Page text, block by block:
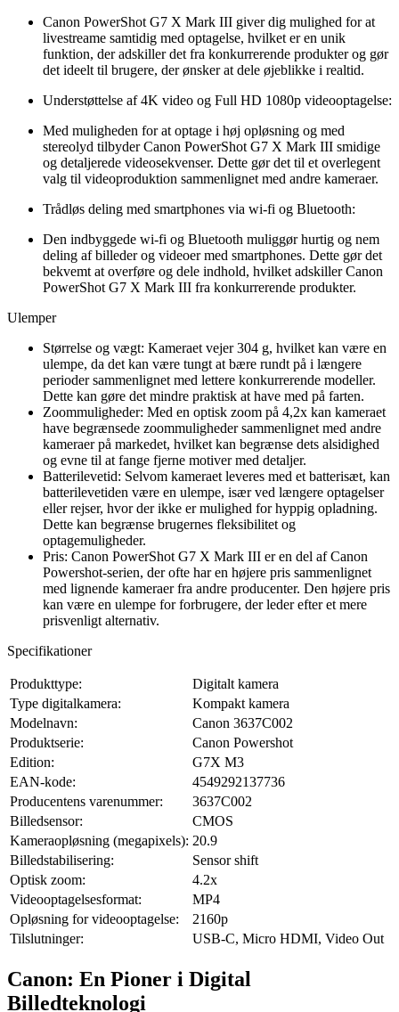
Canon PowerShot G7 X Mark III giver dig mulighed for at
livestreame samtidig med optagelse, hvilket er en unik
funktion, der adskiller det fra konkurrerende produkter og gør
det ideelt til brugere, der ønsker at dele øjeblikke i realtid.
Understøttelse af 4K video og Full HD 1080p videooptagelse:
Med muligheden for at optage i høj opløsning og med
stereolyd tilbyder Canon PowerShot G7 X Mark III smidige
og detaljerede videosekvenser. Dette gør det til et overlegent
valg til videoproduktion sammenlignet med andre kameraer.
Trådløs deling med smartphones via wi-fi og Bluetooth:
Den indbyggede wi-fi og Bluetooth muliggør hurtig og nem
deling af billeder og videoer med smartphones. Dette gør det
bekvemt at overføre og dele indhold, hvilket adskiller Canon
PowerShot G7 X Mark III fra konkurrerende produkter.
Ulemper
Størrelse og vægt: Kameraet vejer 304 g, hvilket kan være en
ulempe, da det kan være tungt at bære rundt på i længere
perioder sammenlignet med lettere konkurrerende modeller.
Dette kan gøre det mindre praktisk at have med på farten.
Zoommuligheder: Med en optisk zoom på 4,2x kan kameraet
have begrænsede zoommuligheder sammenlignet med andre
kameraer på markedet, hvilket kan begrænse dets alsidighed
og evne til at fange fjerne motiver med detaljer.
Batterilevetid: Selvom kameraet leveres med et batterisæt, kan
batterilevetiden være en ulempe, især ved længere optagelser
eller rejser, hvor der ikke er mulighed for hyppig opladning.
Dette kan begrænse brugernes fleksibilitet og
optagemuligheder.
Pris: Canon PowerShot G7 X Mark III er en del af Canon
Powershot-serien, der ofte har en højere pris sammenlignet
med lignende kameraer fra andre producenter. Den højere pris
kan være en ulempe for forbrugere, der leder efter et mere
prisvenligt alternativ.
Specifikationer
Produkttype:
Digitalt kamera
Type digitalkamera:
Kompakt kamera
Modelnavn:
Canon 3637C002
Produktserie:
Canon Powershot
Edition:
G7X M3
EAN-kode:
4549292137736
Producentens varenummer:
3637C002
Billedsensor:
CMOS
Kameraopløsning (megapixels): 20.9
Billedstabilisering:
Sensor shift
Optisk zoom:
4.2x
Videooptagelsesformat:
MP4
Opløsning for videooptagelse:
2160p
Tilslutninger:
USB-C, Micro HDMI, Video Out
Canon: En Pioner i Digital
Billedteknologi